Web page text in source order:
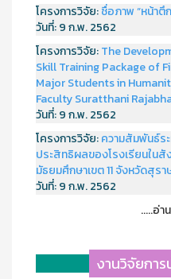
โครงการวิจัย:ชื่อภาพ “หน้าตึ
วันที่:9 ก.พ. 2562
โครงการวิจัย:The
Skill Training Package of
Major Students in
Faculty Suratthani
วันที่:9 ก.พ. 2562
โครงการวิจัย:ความสัมพันธ์ร
ประสิทธิผลของโรงเรียนใน
มัธยมศึกษาเขต 11 จังหวัดสุร
วันที่:9 ก.พ. 2562
.....อ่า
งานวิจัยการ